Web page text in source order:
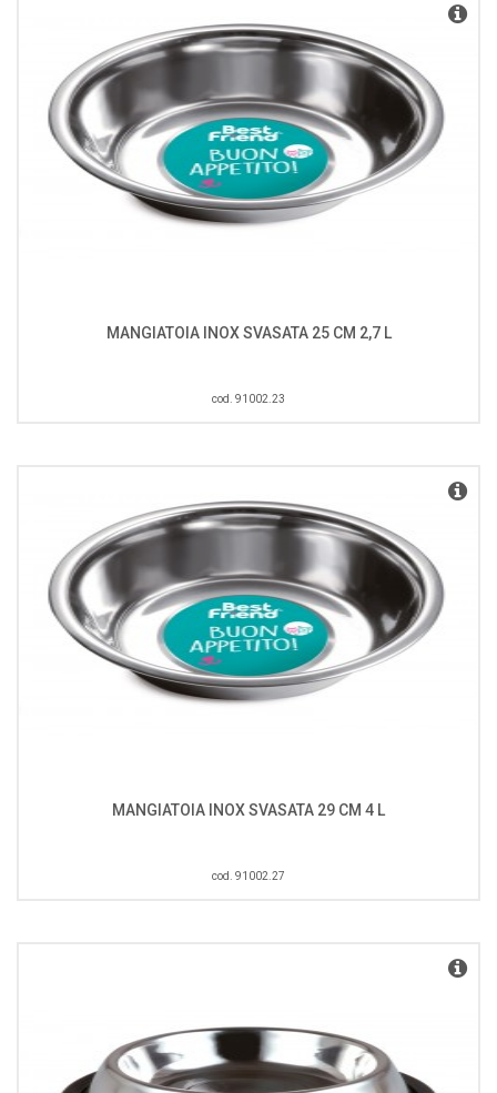
MANGIATOIA INOX SVASATA 25 CM 2,7 L
cod. 91002.23
MANGIATOIA INOX SVASATA 29 CM 4 L
cod. 91002.27